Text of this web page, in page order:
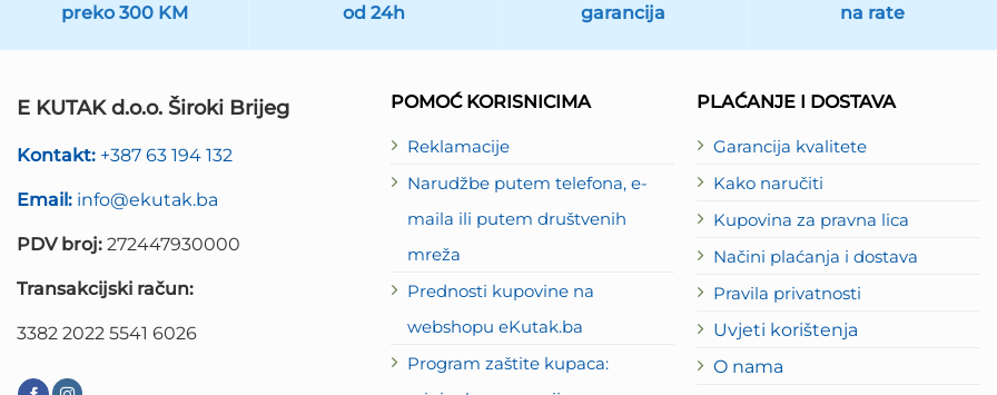
preko 300 KM
od 24h
garancija
na rate
E KUTAK d.o.o. Široki Brijeg
Kontakt: +387 63 194 132
Email: info@ekutak.ba
PDV broj: 272447930000
Transakcijski račun:
3382 2022 5541 6026
POMOĆ KORISNICIMA
Reklamacije
Narudžbe putem telefona, e-
maila ili putem društvenih
mreža
Prednosti kupovine na
webshopu eKutak.ba
Program zaštite kupaca:
PLAĆANJE I DOSTAVA
Garancija kvalitete
Kako naručiti
Kupovina za pravna lica
Načini plaćanja i dostava
Pravila privatnosti
Uvjeti korištenja
O nama